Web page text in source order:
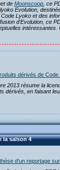
de Moonscoop , ce
Evolution,
Lyoko et des
d'Evolution, ce
dérivés de Code
2013 résume la
dérivés, en faisant
la saison 4
d'un reportage